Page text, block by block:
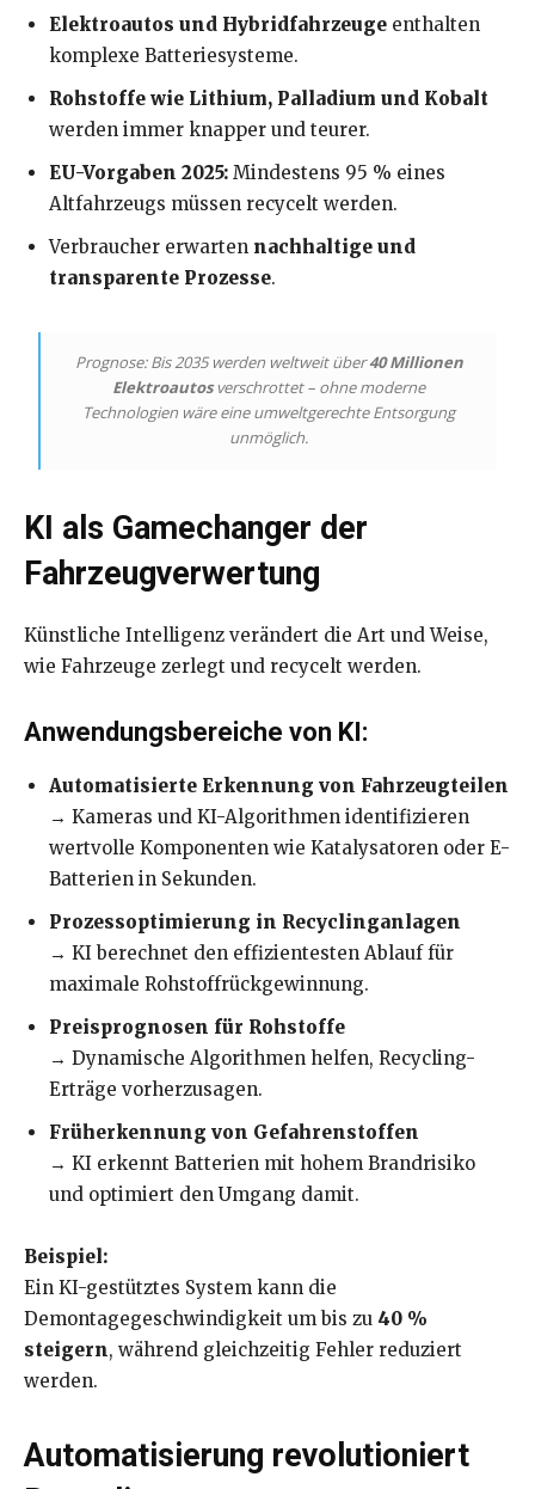
Elektroautos und Hybridfahrzeuge enthalten
komplexe Batteriesysteme.
Rohstoffe wie Lithium, Palladium und Kobalt
werden immer knapper und teurer.
EU-Vorgaben 2025: Mindestens 95 % eines
Altfahrzeugs müssen recycelt werden.
Verbraucher erwarten nachhaltige und
transparente Prozesse.
Prognose: Bis 2035 werden weltweit über40 Millionen
Elektroautosverschrottet – ohne moderne
Technologien wäre eine umweltgerechte Entsorgung
unmöglich.
KI als Gamechanger der
Fahrzeugverwertung
Künstliche Intelligenz verändert die Art und Weise,
wie Fahrzeuge zerlegt und recycelt werden.
Anwendungsbereiche von KI:
Automatisierte Erkennung von Fahrzeugteilen
→ Kameras und KI-Algorithmen identifizieren
wertvolle Komponenten wie Katalysatoren oder E-
Batterien in Sekunden.
Prozessoptimierung in Recyclinganlagen
→ KI berechnet den effizientesten Ablauf für
maximale Rohstoffrückgewinnung.
Preisprognosen für Rohstoffe
→ Dynamische Algorithmen helfen, Recycling-
Erträge vorherzusagen.
Früherkennung von Gefahrenstoffen
→ KI erkennt Batterien mit hohem Brandrisiko
und optimiert den Umgang damit.
Beispiel:
Ein KI-gestütztes System kann die
Demontagegeschwindigkeit um bis zu 40 %
steigern, während gleichzeitig Fehler reduziert
werden.
Automatisierung revolutioniert